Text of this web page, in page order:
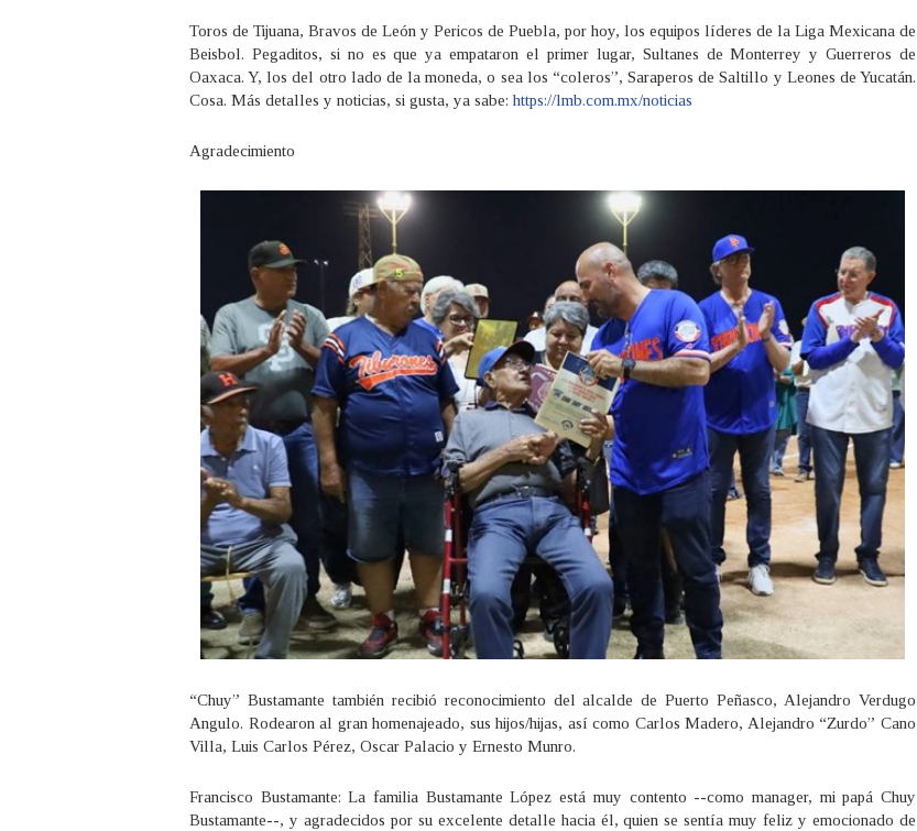
Toros de Tijuana, Bravos de León y Pericos de Puebla, por hoy, los equipos líderes de la Liga Mexicana de
Beisbol. Pegaditos, si no es que ya empataron el primer lugar, Sultanes de Monterrey y Guerreros de
Oaxaca. Y, los del otro lado de la moneda, o sea los “coleros”, Saraperos de Saltillo y Leones de Yucatán.
Cosa. Más detalles y noticias, si gusta, ya sabe: https://lmb.com.mx/noticias
Agradecimiento
“Chuy” Bustamante también recibió reconocimiento del alcalde de Puerto Peñasco, Alejandro Verdugo
Angulo. Rodearon al gran homenajeado, sus hijos/hijas, así como Carlos Madero, Alejandro “Zurdo” Cano
Villa, Luis Carlos Pérez, Oscar Palacio y Ernesto Munro.
Francisco Bustamante: La familia Bustamante López está muy contento --como manager, mi papá Chuy
Bustamante--, y agradecidos por su excelente detalle hacia él, quien se sentía muy feliz y emocionado de